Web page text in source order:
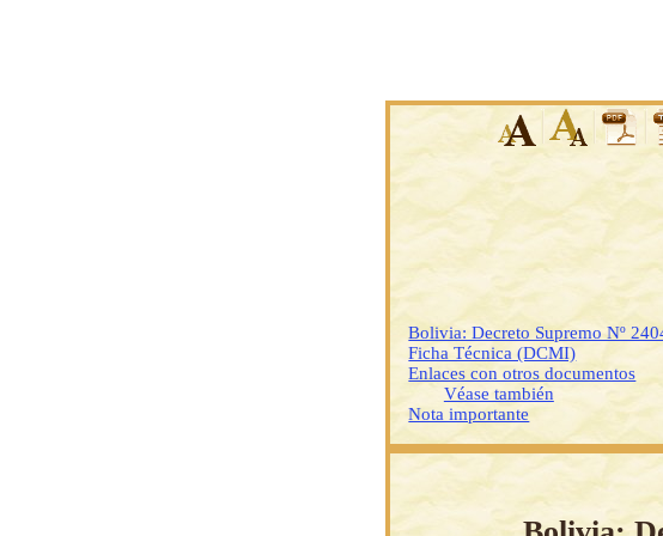
Bolivia: Decreto Supremo Nº
Ficha Técnica (DCMI)
Enlaces con otros documentos
Véase también
Nota importante